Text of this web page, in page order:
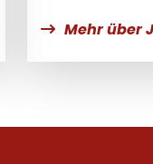
Mehr über